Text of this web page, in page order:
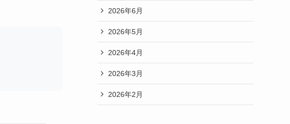
2026年6月
2026年5月
2026年4月
2026年3月
2026年2月